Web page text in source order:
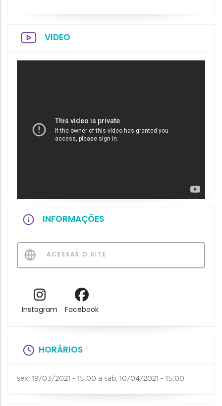
VIDEO
INFORMAÇÕES
ACESSAR O SITE
Instagram Facebook
HORÁRIOS
sex, 19/03/2021 - 15:00 a sab, 10/04/2021 - 15:00